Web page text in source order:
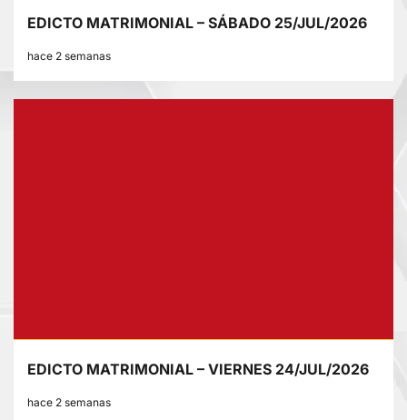
EDICTO MATRIMONIAL – SÁBADO 25/JUL/2026
hace 2 semanas
EDICTO MATRIMONIAL – VIERNES 24/JUL/2026
hace 2 semanas